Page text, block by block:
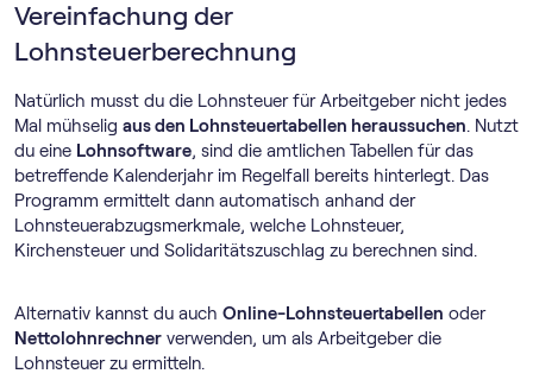
Vereinfachung der
Lohnsteuerberechnung
Natürlich musst du die Lohnsteuer für Arbeitgeber nicht jedes
Mal mühselig aus den Lohnsteuertabellen heraussuchen. Nutzt
du eine Lohnsoftware, sind die amtlichen Tabellen für das
betreffende Kalenderjahr im Regelfall bereits hinterlegt. Das
Programm ermittelt dann automatisch anhand der
Lohnsteuerabzugsmerkmale, welche Lohnsteuer,
Kirchensteuer und Solidaritätszuschlag zu berechnen sind.
Alternativ kannst du auch Online-Lohnsteuertabellen oder
Nettolohnrechner verwenden, um als Arbeitgeber die
Lohnsteuer zu ermitteln.